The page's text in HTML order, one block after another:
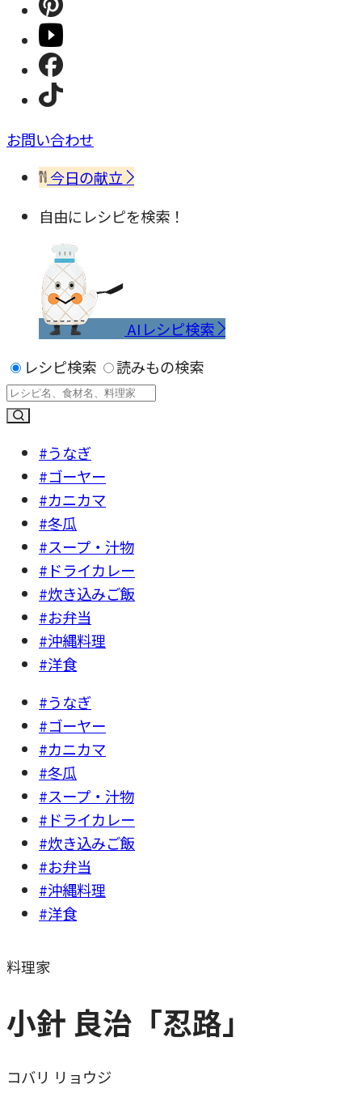
お問い合わせ
今日の献立
自由にレシピを検索！
AIレシピ検索
レシピ検索
読みもの検索
#うなぎ
#ゴーヤー
#カニカマ
#冬瓜
#スープ・汁物
#ドライカレー
#炊き込みご飯
#お弁当
#沖縄料理
#洋食
#うなぎ
#ゴーヤー
#カニカマ
#冬瓜
#スープ・汁物
#ドライカレー
#炊き込みご飯
#お弁当
#沖縄料理
#洋食
料理家
小針 良治「忍路」
コバリ リョウジ